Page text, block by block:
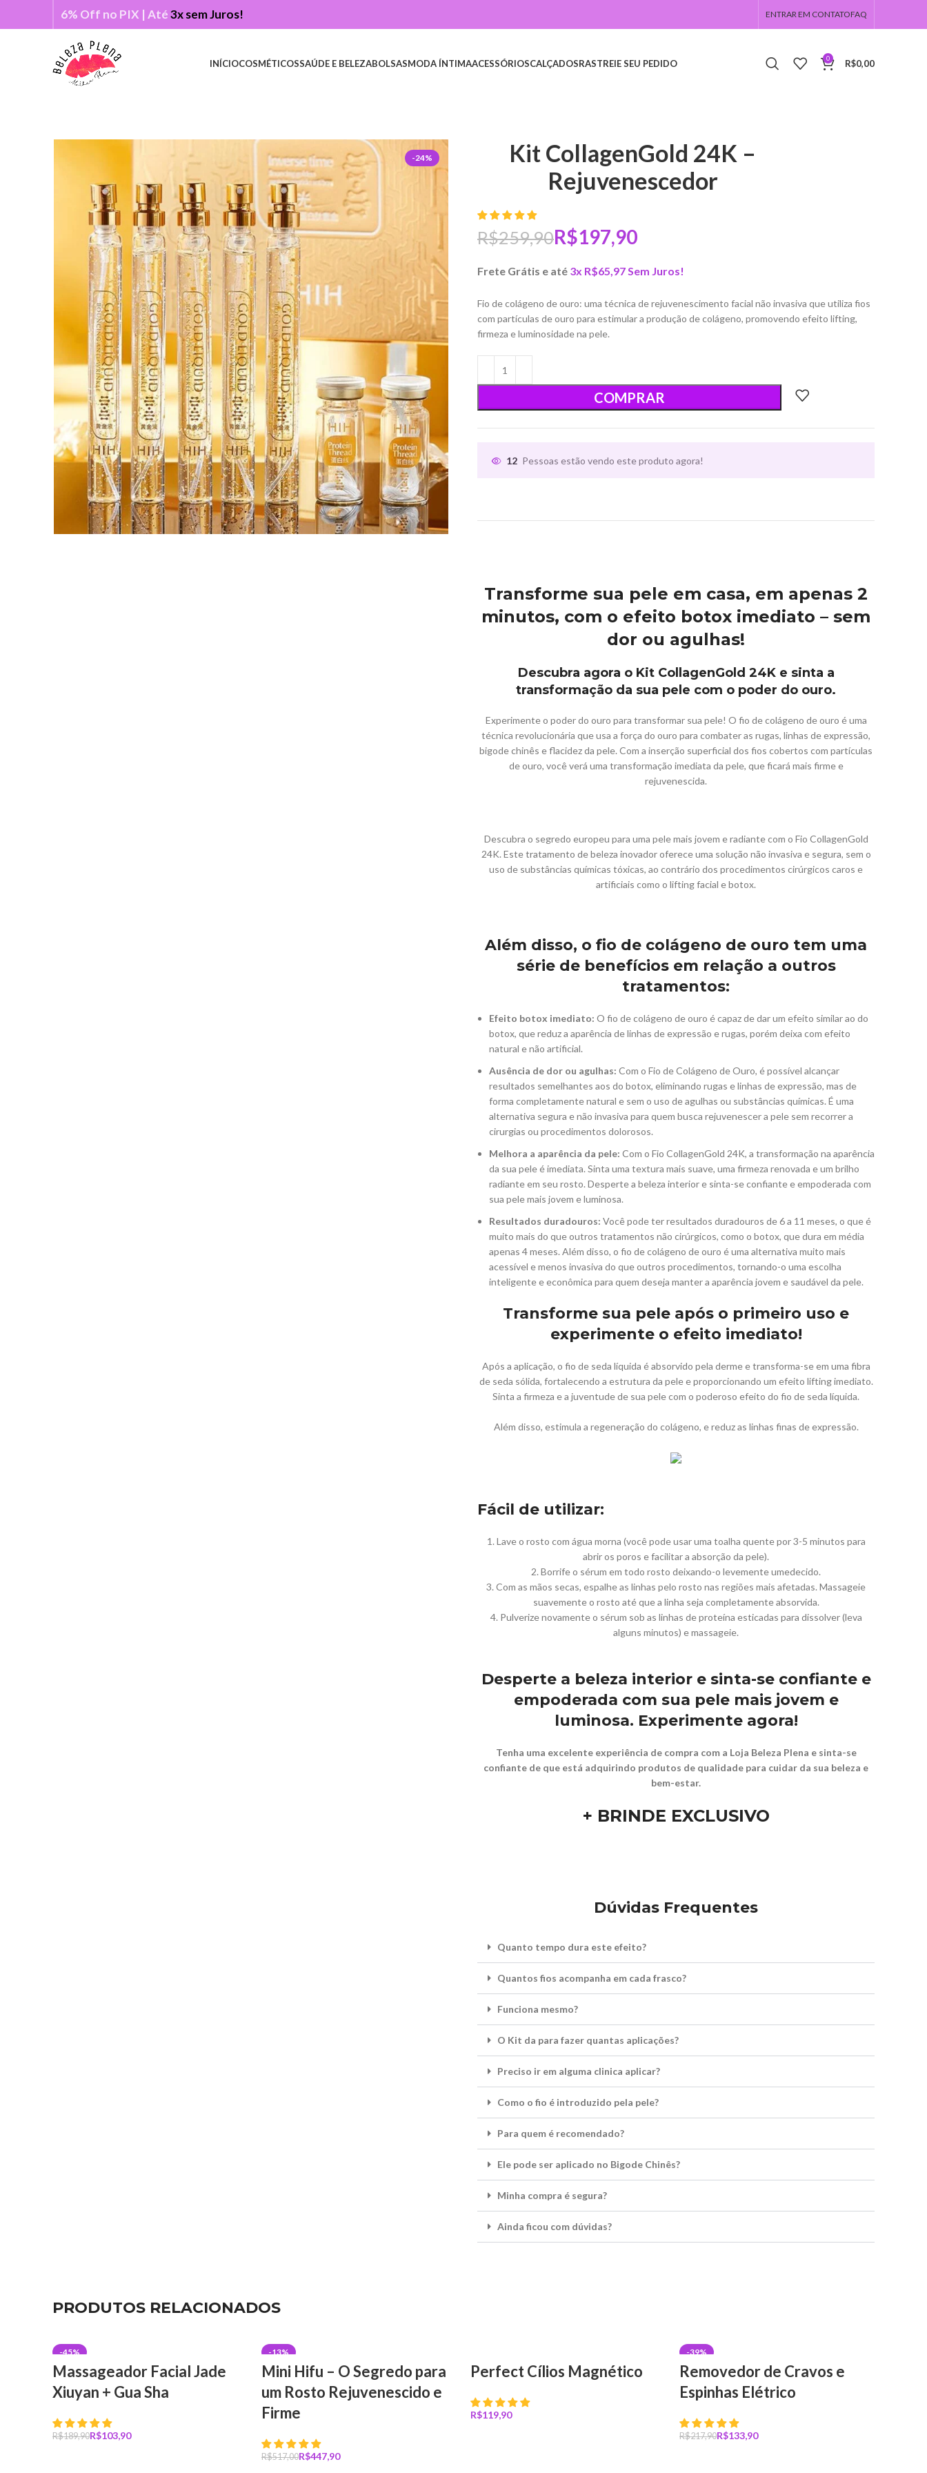
6% Off no PIX | Até3x sem Juros! ENTRAR EM CONTATOFAQ
INÍCIOCOSMÉTICOSSAÚDE E BELEZABOLSASMODA ÍNTIMAACESSÓRIOSCALÇADOSRASTREIE SEU PEDIDO 0 R$0,00
-24%
Kit CollagenGold 24K –
Rejuvenescedor
R$259,90R$197,90
Frete Grátis e até 3x R$65,97Sem Juros!
Fio de colágeno de ouro: uma técnica de rejuvenescimento facial não invasiva que utiliza fios
com partículas de ouro para estimular a produção de colágeno, promovendo efeito lifting,
firmeza e luminosidade na pele.
COMPRAR
12 Pessoas estão vendo este produto agora!
Transforme sua pele em casa, em apenas 2
minutos, com o efeito botox imediato – sem
dor ou agulhas!
Descubra agora o Kit CollagenGold 24K e sinta a
transformação da sua pele com o poder do ouro.
Experimente o poder do ouro para transformar sua pele! O fio de colágeno de ouro é uma
técnica revolucionária que usa a força do ouro para combater as rugas, linhas de expressão,
bigode chinês e flacidez da pele. Com a inserção superficial dos fios cobertos com partículas
de ouro, você verá uma transformação imediata da pele, que ficará mais firme e
rejuvenescida.
Descubra o segredo europeu para uma pele mais jovem e radiante com o Fio CollagenGold
24K. Este tratamento de beleza inovador oferece uma solução não invasiva e segura, sem o
uso de substâncias químicas tóxicas, ao contrário dos procedimentos cirúrgicos caros e
artificiais como o lifting facial e botox.
Além disso, o fio de colágeno de ouro tem uma
série de benefícios em relação a outros
tratamentos:
Efeito botox imediato: O fio de colágeno de ouro é capaz de dar um efeito similar ao do
botox, que reduz a aparência de linhas de expressão e rugas, porém deixa com efeito
natural e não artificial.
Ausência de dor ou agulhas: Com o Fio de Colágeno de Ouro, é possível alcançar
resultados semelhantes aos do botox, eliminando rugas e linhas de expressão, mas de
forma completamente natural e sem o uso de agulhas ou substâncias químicas. É uma
alternativa segura e não invasiva para quem busca rejuvenescer a pele sem recorrer a
cirurgias ou procedimentos dolorosos.
Melhora a aparência da pele: Com o Fio CollagenGold 24K, a transformação na aparência
da sua pele é imediata. Sinta uma textura mais suave, uma firmeza renovada e um brilho
radiante em seu rosto. Desperte a beleza interior e sinta-se confiante e empoderada com
sua pele mais jovem e luminosa.
Resultados duradouros: Você pode ter resultados duradouros de 6 a 11 meses, o que é
muito mais do que outros tratamentos não cirúrgicos, como o botox, que dura em média
apenas 4 meses. Além disso, o fio de colágeno de ouro é uma alternativa muito mais
acessível e menos invasiva do que outros procedimentos, tornando-o uma escolha
inteligente e econômica para quem deseja manter a aparência jovem e saudável da pele.
Transforme sua pele após o primeiro uso e
experimente o efeito imediato!
Após a aplicação, o fio de seda líquida é absorvido pela derme e transforma-se em uma fibra
de seda sólida, fortalecendo a estrutura da pele e proporcionando um efeito lifting imediato.
Sinta a firmeza e a juventude de sua pele com o poderoso efeito do fio de seda líquida.
Além disso, estimula a regeneração do colágeno, e reduz as linhas finas de expressão.
Fácil de utilizar:
1. Lave o rosto com água morna (você pode usar uma toalha quente por 3-5 minutos para
abrir os poros e facilitar a absorção da pele).
2. Borrife o sérum em todo rosto deixando-o levemente umedecido.
3. Com as mãos secas, espalhe as linhas pelo rosto nas regiões mais afetadas. Massageie
suavemente o rosto até que a linha seja completamente absorvida.
4. Pulverize novamente o sérum sob as linhas de proteína esticadas para dissolver (leva
alguns minutos) e massageie.
Desperte a beleza interior e sinta-se confiante e
empoderada com sua pele mais jovem e
luminosa. Experimente agora!
Tenha uma excelente experiência de compra com a Loja Beleza Plena e sinta-se
confiante de que está adquirindo produtos de qualidade para cuidar da sua beleza e
bem-estar.
+ BRINDE EXCLUSIVO
Dúvidas Frequentes
Quanto tempo dura este efeito?
Quantos fios acompanha em cada frasco?
Funciona mesmo?
O Kit da para fazer quantas aplicações?
Preciso ir em alguma clinica aplicar?
Como o fio é introduzido pela pele?
Para quem é recomendado?
Ele pode ser aplicado no Bigode Chinês?
Minha compra é segura?
Ainda ficou com dúvidas?
PRODUTOS RELACIONADOS
-45%
Massageador Facial Jade
Xiuyan + Gua Sha
R$189,90R$103,90
-13%
Mini Hifu – O Segredo para
um Rosto Rejuvenescido e
Firme
R$517,00R$447,90
Perfect Cílios Magnético
R$
-39%
Removedor de Cravos e
Espinhas Elétrico
R$217,90R$133,90